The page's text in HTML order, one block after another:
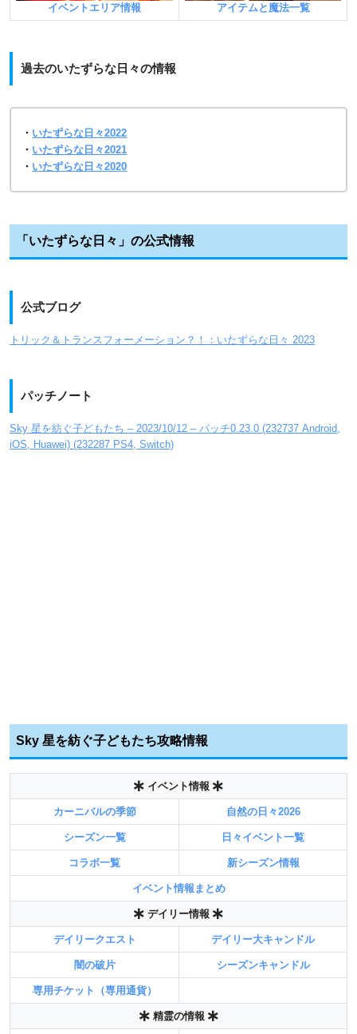
イベントエリア情報 アイテムと魔法一覧
過去のいたずらな日々の情報
・ いたずらな日々2022
・ いたずらな日々2021
・ いたずらな日々2020
「いたずらな日々」の公式情報
公式ブログ
トリック＆トランスフォーメーション？！：いたずらな日々 2023
パッチノート
Sky 星を紡ぐ子どもたち – 2023/10/12 – パッチ0.23.0 (232737 Android,
iOS, Huawei) (232287 PS4, Switch)
Sky 星を紡ぐ子どもたち攻略情報
イベント情報
カーニバルの季節 自然の日々2026
シーズン一覧 日々イベント一覧
コラボ一覧 新シーズン情報
イベント情報まとめ
デイリー情報
デイリークエスト デイリー大キャンドル
闇の破片 シーズンキャンドル
専用チケット（専用通貨）
精霊の情報